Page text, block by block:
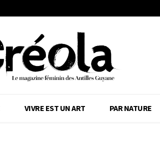
VIVRE EST UN ART PAR NATURE